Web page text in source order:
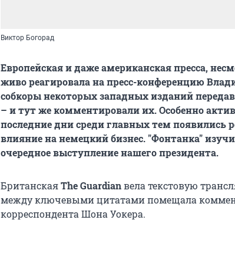
Виктор Богорад
Европейская и даже американская пресса,
живо реагировала на пресс-конференцию
собкоры некоторых западных изданий
– и тут же комментировали их. Особенно
последние дни среди главных тем появились
влияние на немецкий бизнес. "Фонтанка"
очередное выступление нашего президента.
БританскаяThe Guardianвела текстовую
между ключевыми цитатами помещала
корреспондента Шона Уокера.